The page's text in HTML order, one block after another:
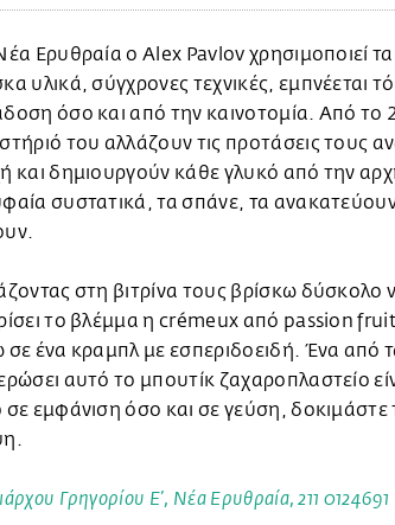
Ερυθραία ο Alex Pavlov χρησιμοποιεί
υλικά, σύγχρονες τεχνικές, εμπνέεται
όσο και από την καινοτομία. Από το
του αλλάζουν τις προτάσεις τους
και δημιουργούν κάθε γλυκό από την
συστατικά, τα σπάνε, τα
στη βιτρίνα τους βρίσκω δύσκολο
το βλέμμα η crémeux από passion
σε ένα κραμπλ με εσπεριδοειδή. Ένα από
αυτό το μπουτίκ ζαχαροπλαστείο
εμφάνιση όσο και σε γεύση, δοκιμάστε
Γρηγορίου Ε’, Νέα Ερυθραία, 211 0124691